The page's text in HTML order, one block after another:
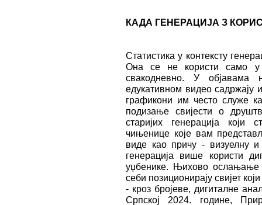
КАДА ГЕНЕРАЦИЈА З
Статистика у контексту
Она се не користи само у
свакодневно. У
едукативном видео садржају
графикони им често служе
подизање свијести о
старијих генерација који
чињенице које вам
виде као причу - визуелну и
генерација више користи
уџбенике. Њихово ослањање
себи позиционирају свијет
- кроз бројеве, дигиталне
Српској 2024. године,